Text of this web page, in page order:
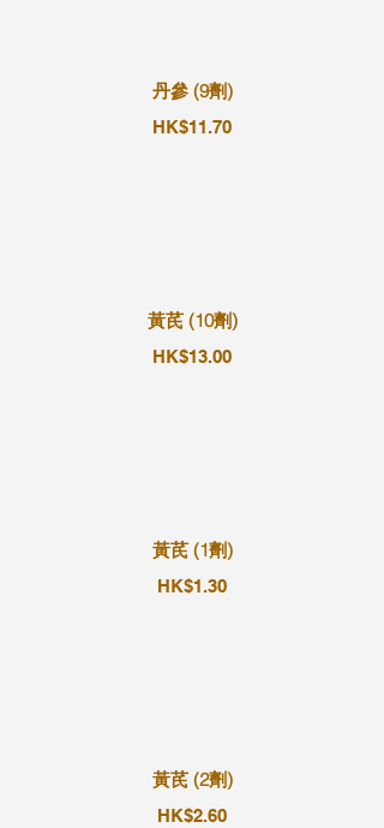
丹參 (9劑)
HK$11.70
黃芪 (10劑)
HK$13.00
黃芪 (1劑)
HK$1.30
黃芪 (2劑)
HK$2.60